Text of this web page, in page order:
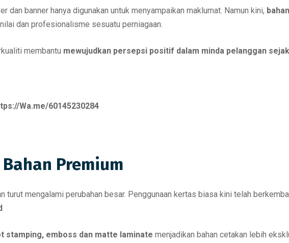
dan banner hanya digunakan untuk menyampaikan maklumat. Namun kini,
dan profesionalisme sesuatu perniagaan.
membantu mewujudkan persepsi positif dalam minda pelanggan
Wa.me/60145230284
Premium
turut mengalami perubahan besar. Penggunaan kertas biasa kini telah
stamping, emboss dan matte laminate menjadikan bahan cetakan lebih